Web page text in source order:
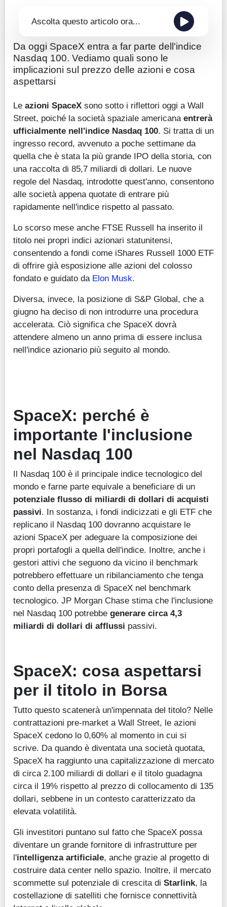
Ascolta questo articolo ora...
Da oggi SpaceX entra a far parte dell'indice
Nasdaq 100. Vediamo quali sono le
implicazioni sul prezzo delle azioni e cosa
aspettarsi
Le azioni SpaceX sono sotto i riflettori oggi a Wall
Street, poiché la società spaziale americana entrerà
ufficialmente nell'indice Nasdaq 100. Si tratta di un
ingresso record, avvenuto a poche settimane da
quella che è stata la più grande IPO della storia, con
una raccolta di 85,7 miliardi di dollari. Le nuove
regole del Nasdaq, introdotte quest'anno, consentono
alle società appena quotate di entrare più
rapidamente nell'indice rispetto al passato.
Lo scorso mese anche FTSE Russell ha inserito il
titolo nei propri indici azionari statunitensi,
consentendo a fondi come iShares Russell 1000 ETF
di offrire già esposizione alle azioni del colosso
fondato e guidato da Elon Musk.
Diversa, invece, la posizione di S&P Global, che a
giugno ha deciso di non introdurre una procedura
accelerata. Ciò significa che SpaceX dovrà
attendere almeno un anno prima di essere inclusa
nell'indice azionario più seguito al mondo.
SpaceX: perché è
importante l'inclusione
nel Nasdaq 100
Il Nasdaq 100 è il principale indice tecnologico del
mondo e farne parte equivale a beneficiare di un
potenziale flusso di miliardi di dollari di acquisti
passivi. In sostanza, i fondi indicizzati e gli ETF che
replicano il Nasdaq 100 dovranno acquistare le
azioni SpaceX per adeguare la composizione dei
propri portafogli a quella dell'indice. Inoltre, anche i
gestori attivi che seguono da vicino il benchmark
potrebbero effettuare un ribilanciamento che tenga
conto della presenza di SpaceX nel benchmark
tecnologico. JP Morgan Chase stima che l'inclusione
nel Nasdaq 100 potrebbe generare circa 4,3
miliardi di dollari di afflussi passivi.
SpaceX: cosa aspettarsi
per il titolo in Borsa
Tutto questo scatenerà un'impennata del titolo? Nelle
contrattazioni pre-market a Wall Street, le azioni
SpaceX cedono lo 0,60% al momento in cui si
scrive. Da quando è diventata una società quotata,
SpaceX ha raggiunto una capitalizzazione di mercato
di circa 2.100 miliardi di dollari e il titolo guadagna
circa il 19% rispetto al prezzo di collocamento di 135
dollari, sebbene in un contesto caratterizzato da
elevata volatilità.
Gli investitori puntano sul fatto che SpaceX possa
diventare un grande fornitore di infrastrutture per
l'intelligenza artificiale, anche grazie al progetto di
costruire data center nello spazio. Inoltre, il mercato
scommette sul potenziale di crescita di Starlink, la
costellazione di satelliti che fornisce connettività